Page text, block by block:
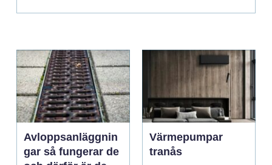
Avloppsanläggnin
gar så fungerar de
Värmepumpar
tranås